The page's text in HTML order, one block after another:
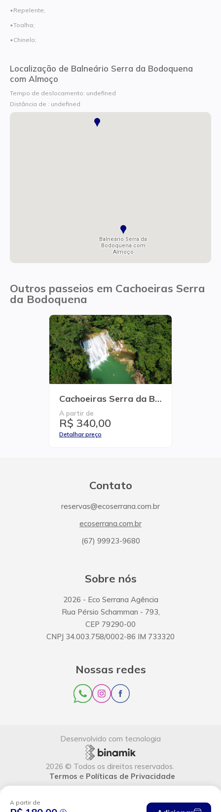
▪Repelente;
▪Toalha;
▪Chinelo;
Localização de Balneário Serra da Bodoquena
com Almoço
Tempo de deslocamento: undefined
Distância de : undefined
Balneário Serra da
Bodoquena com
Almoço
Outros passeios em Cachoeiras Serra
da Bodoquena
Cachoeiras Serra da Bodoquena + Balneário
A partir de
R$ 340,00
Detalhar preço
Contato
reservas@ecoserrana.com.br
ecoserrana.com.br
(67) 99923-9680
Sobre nós
2026 - Eco Serrana Agência
Rua Pérsio Schamman - 793,
CEP 79290-00
CNPJ 34.003.758/0002-86 IM 733320
Nossas redes
Desenvolvido com tecnologia
2026 © Todos os direitos reservados.
Termos e Políticas de Privacidade
A partir de